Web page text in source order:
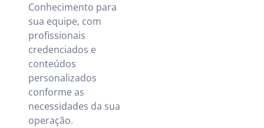
Conhecimento para
sua equipe, com
profissionais
credenciados e
conteúdos
personalizados
conforme as
necessidades da sua
operação.